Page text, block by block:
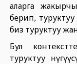
аларга
берип, туруктуу
биз туруктуу
Бул
туруктуу